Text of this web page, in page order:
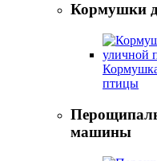
Кормушки
птицы
машины